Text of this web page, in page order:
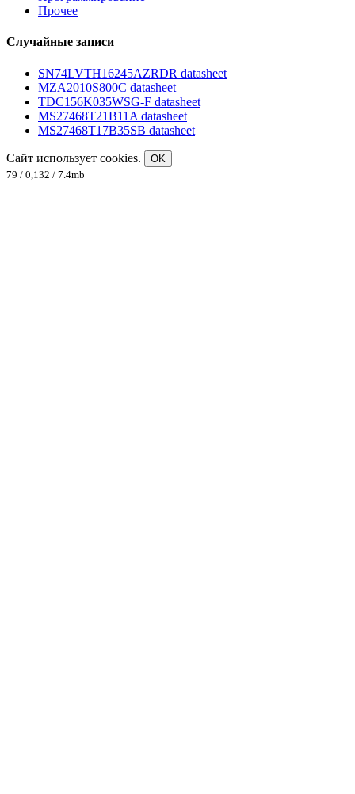
Прочее
Случайные записи
SN74LVTH16245AZRDR datasheet
MZA2010S800C datasheet
TDC156K035WSG-F datasheet
MS27468T21B11A datasheet
MS27468T17B35SB datasheet
Сайт использует cookies.
OK
79 / 0,132 / 7.4mb